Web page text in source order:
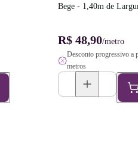
Bege - 1,40m de
R$ 48,90/metro
Desconto progressivo a
metros